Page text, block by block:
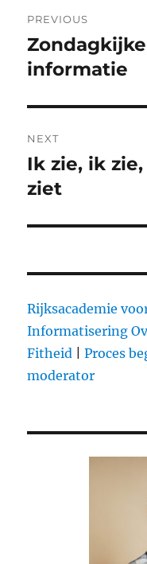
navigation
PREVIOUS
Previous
post:
informatie
NEXT
Next
post:
Ik zie, ik
ziet
Rijksacademie
Informatisering
Fitheid |Proces
moderator